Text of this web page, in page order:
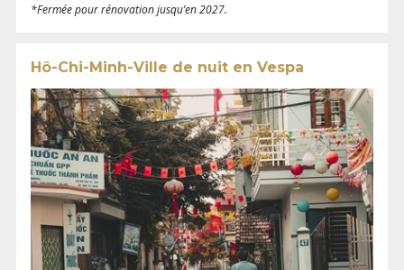
*Fermée pour rénovation jusqu’en 2027.
Hô-Chi-Minh-Ville de nuit en Vespa